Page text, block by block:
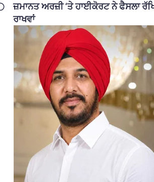
ਜ਼ਮਾਨਤ ਅਰਜ਼ੀ ‘ਤੇ ਹਾਈਕੋਰਟ ਨੇ ਫੈਸਲਾ
ਰਾਖਵਾਂ